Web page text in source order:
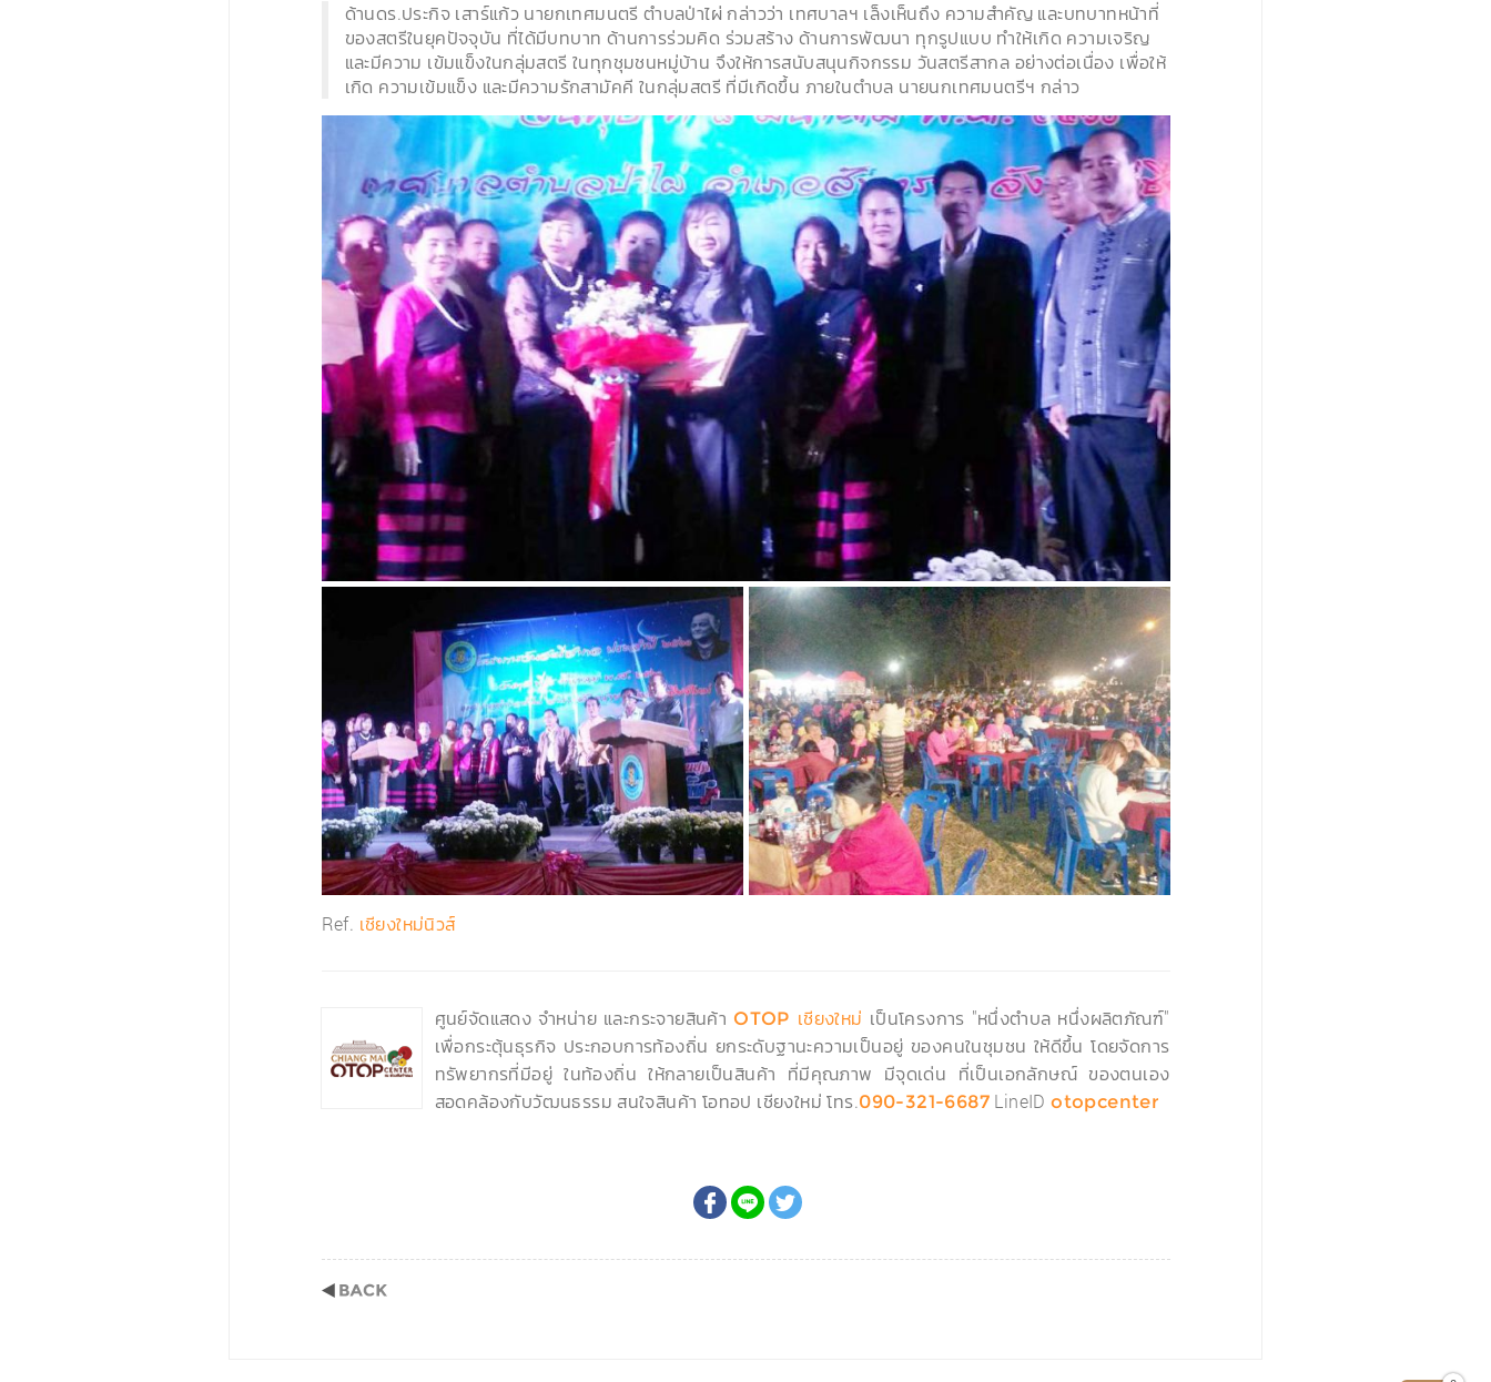
ด้านดร.ประกิจ เสาร์แก้ว นายกเทศมนตรี ตำบลป่าไผ่ กล่าวว่า เทศบาลฯ เล็งเห็นถึง ความสำคัญ และบทบาทหน้าที่
ของสตรีในยุคปัจจุบัน ที่ได้มีบทบาท ด้านการร่วมคิด ร่วมสร้าง ด้านการพัฒนา ทุกรูปแบบ ทำให้เกิด ความเจริญ
และมีความ เข้มแข็งในกลุ่มสตรี ในทุกชุมชนหมู่บ้าน จึงให้การสนับสนุนกิจกรรม วันสตรีสากล อย่างต่อเนื่อง เพื่อให้
เกิด ความเข้มแข็ง และมีความรักสามัคคี ในกลุ่มสตรี ที่มีเกิดขึ้น ภายในตำบล นายนกเทศมนตรีฯ กล่าว
Ref. เชียงใหม่นิวส์
ศูนย์จัดแสดง จำหน่าย และกระจายสินค้า OTOP เชียงใหม่ เป็นโครงการ "หนึ่งตำบล หนึ่งผลิตภัณฑ์"
เพื่อกระตุ้นธุรกิจ ประกอบการท้องถิ่น ยกระดับฐานะความเป็นอยู่ ของคนในชุมชน ให้ดีขึ้น โดยจัดการ
ทรัพยากรที่มีอยู่ ในท้องถิ่น ให้กลายเป็นสินค้า ที่มีคุณภาพ มีจุดเด่น ที่เป็นเอกลักษณ์ ของตนเอง
สอดคล้องกับวัฒนธรรม สนใจสินค้า โอทอป เชียงใหม่ โทร.090-321-6687LineIDotopcenter